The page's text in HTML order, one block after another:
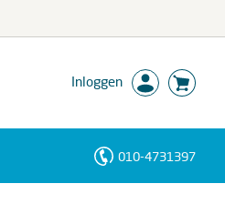
Inloggen
010-4731397